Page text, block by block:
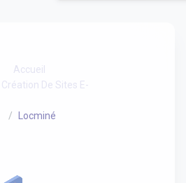
Accueil
De Sites E-
Locminé